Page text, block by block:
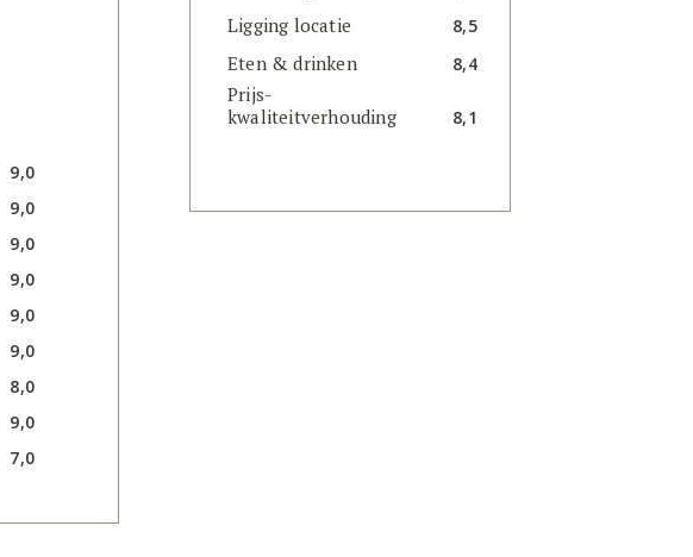
9,0
9,0
9,0
9,0
9,0
9,0
8,0
9,0
7,0
Ligging locatie 8,5
Eten & drinken 8,4
Prijs-
kwaliteitverhouding
8,1